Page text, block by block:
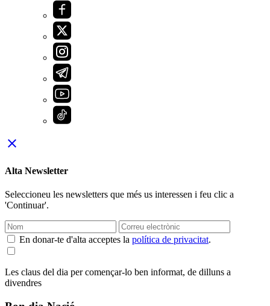
close
Alta Newsletter
Seleccioneu les newsletters que més us interessen i feu clic a
'Continuar'.
En donar-te d'alta acceptes la política de privacitat.
Les claus del dia per començar-lo ben informat, de dilluns a
divendres